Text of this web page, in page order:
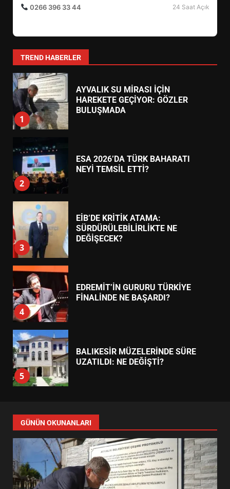
0266 396 33 44
24 Saat Açık
TREND HABERLER
7
YENİ YÖNETİM NASIL
1
AYVALIK SU MİRASI İÇİN
HAREKETE GEÇİYOR: GÖZLER
BULUŞMADA
2
ESA 2026’DA TÜRK BAHARATI
NEYİ TEMSİL ETTİ?
3
EİB’DE KRİTİK ATAMA:
SÜRDÜRÜLEBİLİRLİKTE NE
DEĞİŞECEK?
4
EDREMİT’İN GURURU TÜRKİYE
FİNALİNDE NE BAŞARDI?
5
BALIKESİR MÜZELERİNDE SÜRE
UZATILDI: NE DEĞİŞTİ?
6
TURNUVASI KAYITLARI NEYİ
DEĞİŞTİRİYOR?
BURHANİYE BELEDİYESPOR’DA
YENİ YÖNETİM NASIL
GÜNÜN OKUNANLARI